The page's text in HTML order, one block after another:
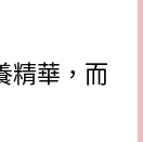
精華，而